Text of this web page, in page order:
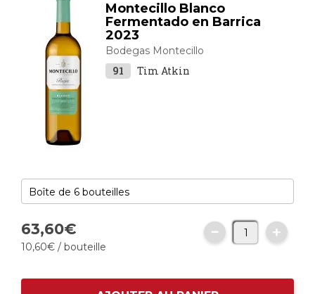
Montecillo Blanco
Fermentado en Barrica
2023
Bodegas Montecillo
91 Tim Atkin
63,60€
10,60€ / bouteille